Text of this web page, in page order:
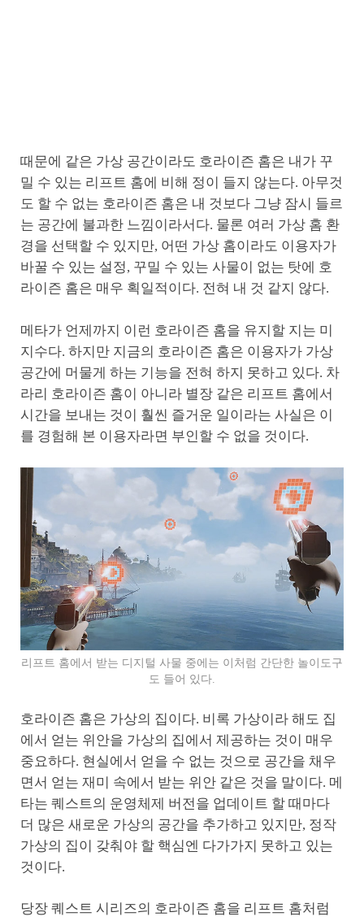
때문에 같은 가상 공간이라도 호라이즌 홈은 내가 꾸
밀 수 있는 리프트 홈에 비해 정이 들지 않는다. 아무것
도 할 수 없는 호라이즌 홈은 내 것보다 그냥 잠시 들르
는 공간에 불과한 느낌이라서다. 물론 여러 가상 홈 환
경을 선택할 수 있지만, 어떤 가상 홈이라도 이용자가
바꿀 수 있는 설정, 꾸밀 수 있는 사물이 없는 탓에 호
라이즌 홈은 매우 획일적이다. 전혀 내 것 같지 않다.
메타가 언제까지 이런 호라이즌 홈을 유지할 지는 미
지수다. 하지만 지금의 호라이즌 홈은 이용자가 가상
공간에 머물게 하는 기능을 전혀 하지 못하고 있다. 차
라리 호라이즌 홈이 아니라 별장 같은 리프트 홈에서
시간을 보내는 것이 훨씬 즐거운 일이라는 사실은 이
를 경험해 본 이용자라면 부인할 수 없을 것이다.
리프트 홈에서 받는 디지털 사물 중에는 이처럼 간단한 놀이도구
도 들어 있다.
호라이즌 홈은 가상의 집이다. 비록 가상이라 해도 집
에서 얻는 위안을 가상의 집에서 제공하는 것이 매우
중요하다. 현실에서 얻을 수 없는 것으로 공간을 채우
면서 얻는 재미 속에서 받는 위안 같은 것을 말이다. 메
타는 퀘스트의 운영체제 버전을 업데이트 할 때마다
더 많은 새로운 가상의 공간을 추가하고 있지만, 정작
가상의 집이 갖춰야 할 핵심엔 다가가지 못하고 있는
것이다.
당장 퀘스트 시리즈의 호라이즌 홈을 리프트 홈처럼